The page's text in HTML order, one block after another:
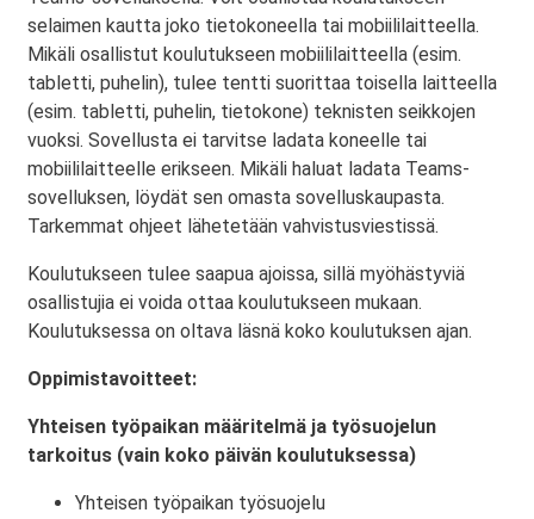
selaimen kautta joko tietokoneella tai mobiililaitteella.
Mikäli osallistut koulutukseen mobiililaitteella (esim.
tabletti, puhelin), tulee tentti suorittaa toisella laitteella
(esim. tabletti, puhelin, tietokone) teknisten seikkojen
vuoksi. Sovellusta ei tarvitse ladata koneelle tai
mobiililaitteelle erikseen. Mikäli haluat ladata Teams-
sovelluksen, löydät sen omasta sovelluskaupasta.
Tarkemmat ohjeet lähetetään vahvistusviestissä.
Koulutukseen tulee saapua ajoissa, sillä myöhästyviä
osallistujia ei voida ottaa koulutukseen mukaan.
Koulutuksessa on oltava läsnä koko koulutuksen ajan.
Oppimistavoitteet:
Yhteisen työpaikan määritelmä ja työsuojelun
tarkoitus (vain koko päivän koulutuksessa)
Yhteisen työpaikan työsuojelu